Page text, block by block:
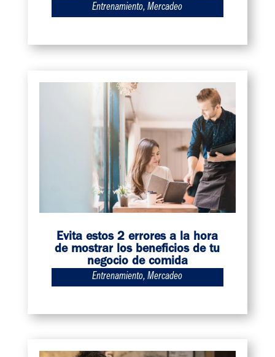
Entrenamiento,Mercadeo
Evita estos 2 errores a la hora
de mostrar los beneficios de tu
negocio de comida
Entrenamiento,Mercadeo